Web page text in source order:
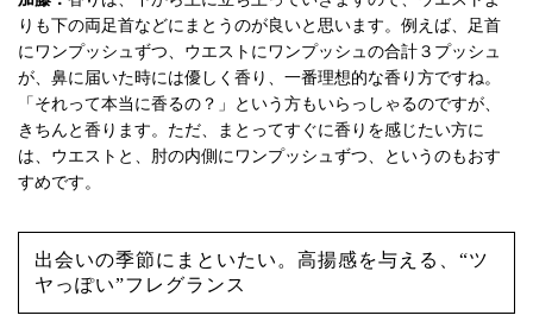
りも下の両足首などにまとうのが良いと思います。例えば、足首
にワンプッシュずつ、ウエストにワンプッシュの合計３プッシュ
が、鼻に届いた時には優しく香り、一番理想的な香り方ですね。
「それって本当に香るの？」という方もいらっしゃるのですが、
きちんと香ります。ただ、まとってすぐに香りを感じたい方に
は、ウエストと、肘の内側にワンプッシュずつ、というのもおす
すめです。
出会いの季節にまといたい。高揚感を与える、“ツ
ヤっぽい”フレグランス